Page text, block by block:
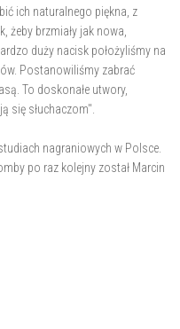
ich naturalnego piękna, z
brzmiały jak nowa,
duży nacisk położyliśmy na
Postanowiliśmy zabrać
To doskonałe utwory,
się słuchaczom".
nagraniowych w Polsce.
po raz kolejny został Marcin